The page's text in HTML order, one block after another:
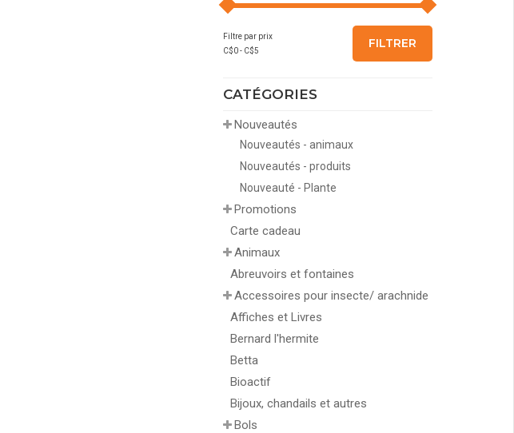
Filtre par prix
C$0- C$5
FILTRER
CATÉGORIES
Nouveautés
Nouveautés - animaux
Nouveautés - produits
Nouveauté - Plante
Promotions
Carte cadeau
Animaux
Abreuvoirs et fontaines
Accessoires pour insecte/ arachnide
Affiches et Livres
Bernard l'hermite
Betta
Bioactif
Bijoux, chandails et autres
Bols